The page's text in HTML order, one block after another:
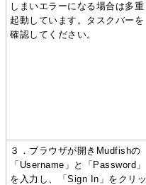
しまいエラーになる場合は多重
起動しています。タスクバーを
確認してください。
３．ブラウザが開きMudfishの
「Username」と「Password」
を入力し、「Sign In」をクリッ